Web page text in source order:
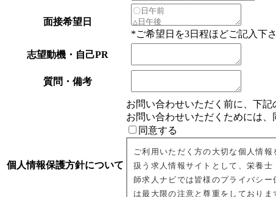
面接希望日
*ご希望日を3日程ほどご記入下
志望動機・自己PR
質問・備考
個人情報保護方針について
お問い合わせいただく前に、下
お問い合わせいただくためには、
同意する